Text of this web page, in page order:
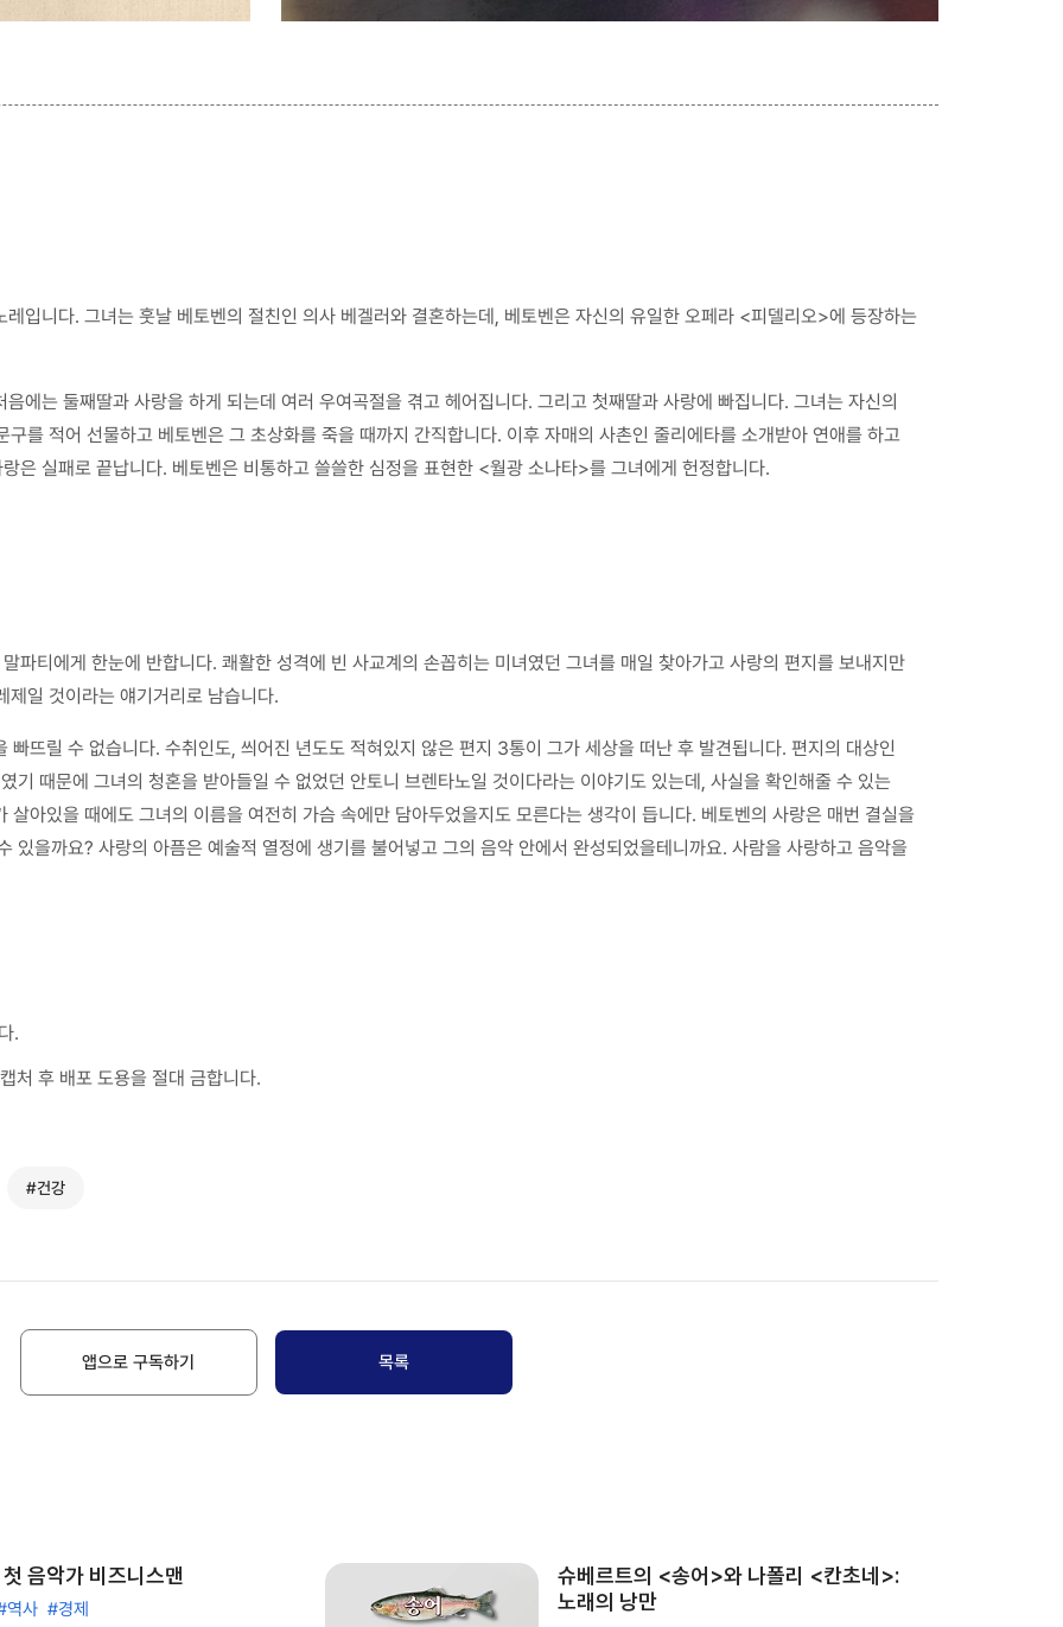
입니다. 그녀는 훗날 베토벤의 절친인 의사 베겔러와 결혼하는데, 베토벤은 자신의 유일한 오페라 <피델리오>에 등장하는
에는 둘째딸과 사랑을 하게 되는데 여러 우여곡절을 겪고 헤어집니다. 그리고 첫째딸과 사랑에 빠집니다. 그녀는 자신의
구를 적어 선물하고 베토벤은 그 초상화를 죽을 때까지 간직합니다. 이후 자매의 사촌인 줄리에타를 소개받아 연애를 하고
은 실패로 끝납니다. 베토벤은 비통하고 쓸쓸한 심정을 표현한 <월광 소나타>를 그녀에게 헌정합니다.
파티에게 한눈에 반합니다. 쾌활한 성격에 빈 사교계의 손꼽히는 미녀였던 그녀를 매일 찾아가고 사랑의 편지를 보내지만
일 것이라는 얘기거리로 남습니다.
뜨릴 수 없습니다. 수취인도, 씌어진 년도도 적혀있지 않은 편지 3통이 그가 세상을 떠난 후 발견됩니다. 편지의 대상인
기 때문에 그녀의 청혼을 받아들일 수 없었던 안토니 브렌타노일 것이다라는 이야기도 있는데, 사실을 확인해줄 수 있는
아있을 때에도 그녀의 이름을 여전히 가슴 속에만 담아두었을지도 모른다는 생각이 듭니다. 베토벤의 사랑은 매번 결실을
있을까요? 사랑의 아픔은 예술적 열정에 생기를 불어넣고 그의 음악 안에서 완성되었을테니까요. 사람을 사랑하고 음악을
.
처 후 배포 도용을 절대 금합니다.
#건강
앱으로 구독하기 목록
음악가 비즈니스맨
역사 #경제
슈베르트의 <송어>와 나폴리 <칸초네>:
노래의 낭만